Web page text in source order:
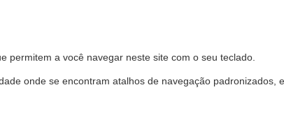
permitem a você navegar neste site com o seu teclado.
onde se encontram atalhos de navegação padronizados,